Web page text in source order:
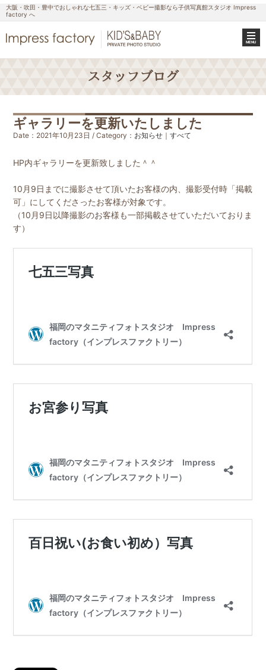
大阪・吹田・豊中でおしゃれな七五三・キッズ・ベビー撮影なら子供写真館スタジオ Impress
factory へ
MENU
スタッフブログ
ギャラリーを更新いたしました
Date：2021年10月23日 / Category： お知らせ ｜すべて
HP内ギャラリーを更新致しました＾＾
10月9日までに撮影させて頂いたお客様の内、撮影受付時「掲載
可」にしてくださったお客様が対象です。
（10月9日以降撮影のお客様も一部掲載させていただいておりま
す）